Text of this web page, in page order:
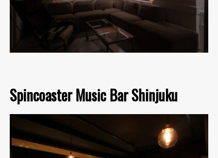
Spincoaster Music Bar Shinjuku